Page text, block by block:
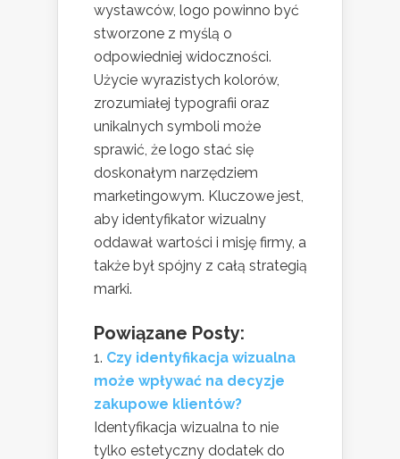
wystawców, logo powinno być
stworzone z myślą o
odpowiedniej widoczności.
Użycie wyrazistych kolorów,
zrozumiałej typografii oraz
unikalnych symboli może
sprawić, że logo stać się
doskonałym narzędziem
marketingowym. Kluczowe jest,
aby identyfikator wizualny
oddawał wartości i misję firmy, a
także był spójny z całą strategią
marki.
Powiązane Posty:
Czy identyfikacja wizualna
może wpływać na decyzje
zakupowe klientów?
Identyfikacja wizualna to nie
tylko estetyczny dodatek do